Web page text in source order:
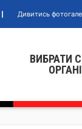
Дивитись
ВИБРАТИ